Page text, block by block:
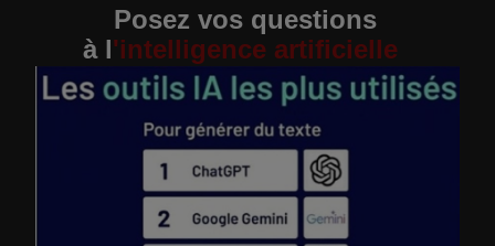
Posez vos questions
àl'intelligence artificielle